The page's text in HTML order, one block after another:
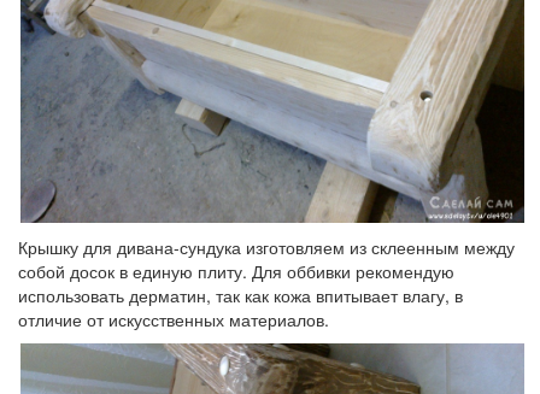
Крышку для дивана-сундука изготовляем из склеенным между
собой досок в единую плиту. Для оббивки рекомендую
использовать дерматин, так как кожа впитывает влагу, в
отличие от искусственных материалов.